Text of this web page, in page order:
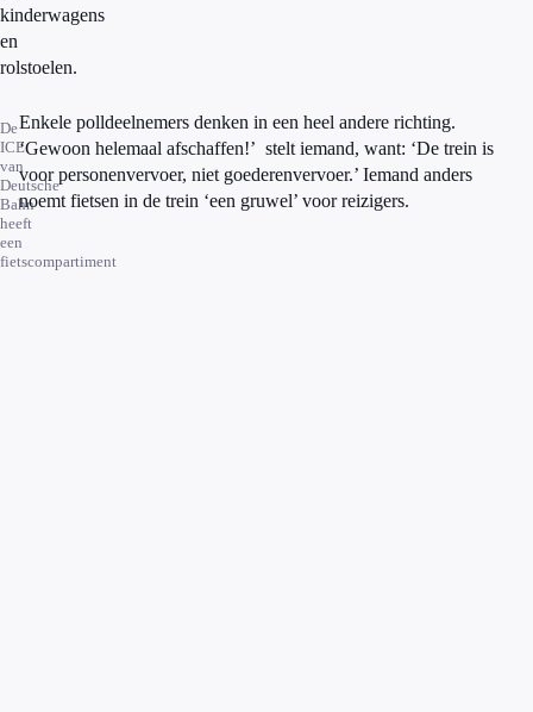
kinderwagens
en
rolstoelen.
De
ICE
van
Deutsche
Bahn
heeft
een
fietscompartiment
Enkele polldeelnemers denken in een heel andere richting.
‘Gewoon helemaal afschaffen!’ stelt iemand, want: ‘De trein is
voor personenvervoer, niet goederenvervoer.’ Iemand anders
noemt fietsen in de trein ‘een gruwel’ voor reizigers.